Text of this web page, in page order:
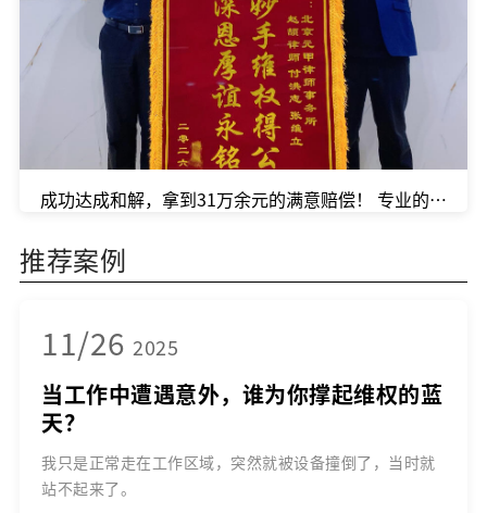
成功达成和解，拿到31万余元的满意赔偿！ 专业的事，
推荐案例
11/26 2025
当工作中遭遇意外，谁为你撑起维权的蓝
天？
我只是正常走在工作区域，突然就被设备撞倒了，当时就
站不起来了。